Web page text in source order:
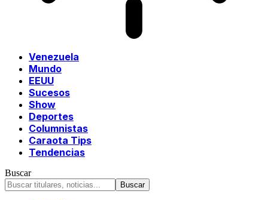
Venezuela
Mundo
EEUU
Sucesos
Show
Deportes
Columnistas
Caraota Tips
Tendencias
Buscar